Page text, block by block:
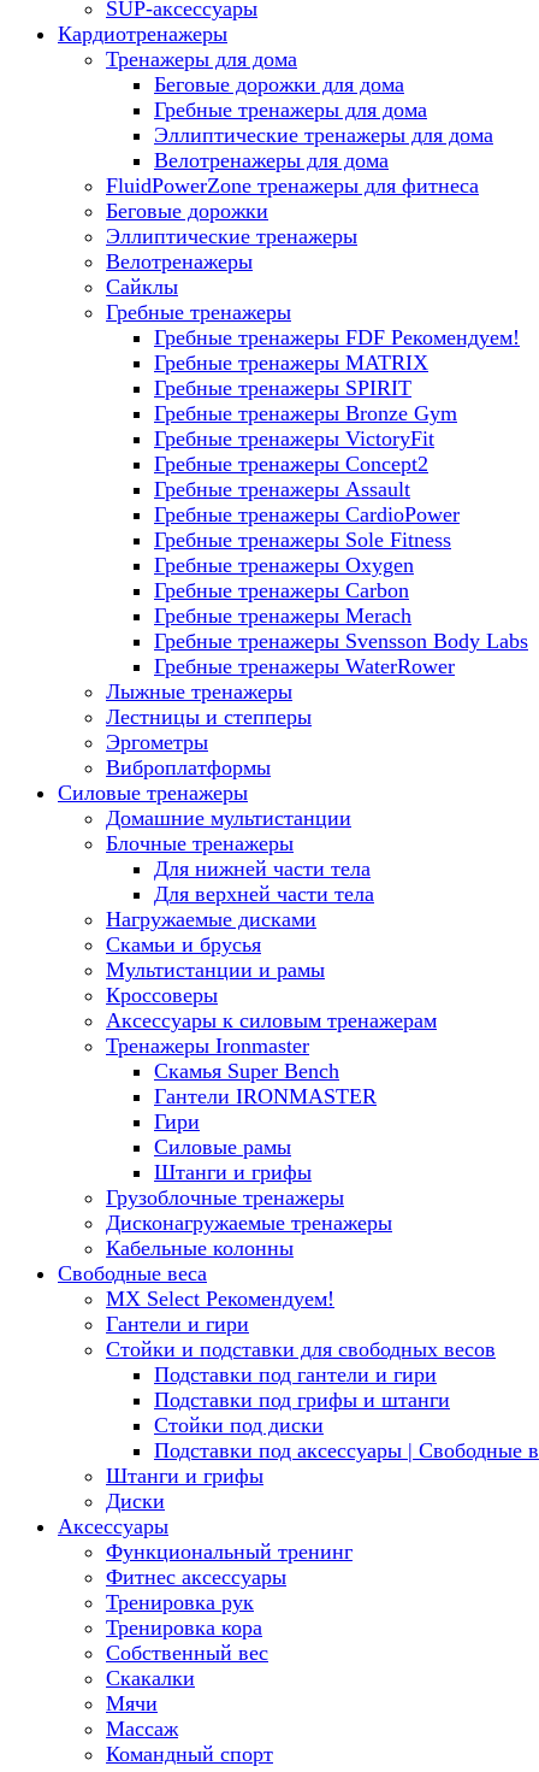
SUP-аксессуары
Кардиотренажеры
Тренажеры для дома
Беговые дорожки для дома
Гребные тренажеры для дома
Эллиптические тренажеры для дома
Велотренажеры для дома
FluidPowerZone тренажеры для фитнеса
Беговые дорожки
Эллиптические тренажеры
Велотренажеры
Сайклы
Гребные тренажеры
Гребные тренажеры FDF Рекомендуем!
Гребные тренажеры MATRIX
Гребные тренажеры SPIRIT
Гребные тренажеры Bronze Gym
Гребные тренажеры VictoryFit
Гребные тренажеры Concept2
Гребные тренажеры Assault
Гребные тренажеры CardioPower
Гребные тренажеры Sole Fitness
Гребные тренажеры Oxygen
Гребные тренажеры Carbon
Гребные тренажеры Merach
Гребные тренажеры Svensson Body Labs
Гребные тренажеры WaterRower
Лыжные тренажеры
Лестницы и степперы
Эргометры
Виброплатформы
Силовые тренажеры
Домашние мультистанции
Блочные тренажеры
Для нижней части тела
Для верхней части тела
Нагружаемые дисками
Скамьи и брусья
Мультистанции и рамы
Кроссоверы
Аксессуары к силовым тренажерам
Тренажеры Ironmaster
Скамья Super Bench
Гантели IRONMASTER
Гири
Силовые рамы
Штанги и грифы
Грузоблочные тренажеры
Дисконагружаемые тренажеры
Кабельные колонны
Свободные веса
MX Select Рекомендуем!
Гантели и гири
Стойки и подставки для свободных весов
Подставки под гантели и гири
Подставки под грифы и штанги
Стойки под диски
Подставки под аксессуары | Свободные
Штанги и грифы
Диски
Аксессуары
Функциональный тренинг
Фитнес аксессуары
Тренировка рук
Тренировка кора
Собственный вес
Скакалки
Мячи
Массаж
Командный спорт